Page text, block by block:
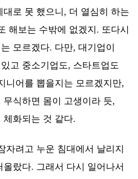
로 못 했으니, 더 열심히 하는
해보는 수밖에 없겠지. 또다시
모르겠다. 다만, 대기업이
고 중소기업도, 스타트업도
니어를 뽑을지는 모르겠지만,
식하면 몸이 고생이라 듯,
체화되는 것 같다.
자려고 누운 침대에서 날리지
랐다. 그래서 다시 일어나서